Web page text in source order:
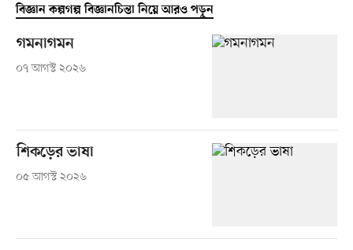
বিজ্ঞান কল্পগল্প বিজ্ঞানচিন্তা নিয়ে আরও পড়ুন
গমনাগমন
০৭ আগস্ট ২০২৬
শিকড়ের ভাষা
০৫ আগস্ট ২০২৬